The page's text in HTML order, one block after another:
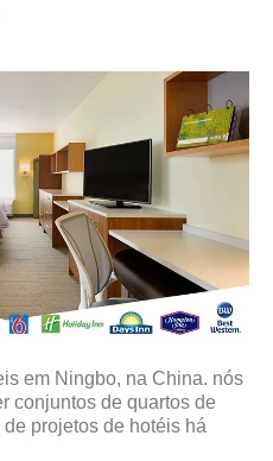
em Ningbo, na China. nós
conjuntos de quartos de
projetos de hotéis há